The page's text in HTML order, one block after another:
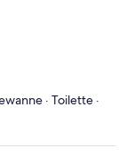
· Toilette ·